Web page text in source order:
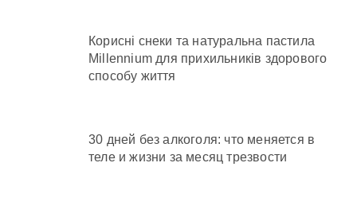
Корисні снеки та натуральна пастила
Millennium для прихильників здорового
способу життя
30 дней без алкоголя: что меняется в
теле и жизни за месяц трезвости